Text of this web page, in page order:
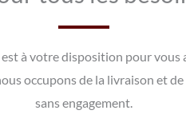
à votre disposition pour
occupons de la livraison et
sans engagement.